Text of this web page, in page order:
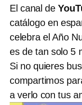
El canal de
catálogo en
celebra el Año
es de tan solo 5
Si no quieres
compartimos
a verlo con tus